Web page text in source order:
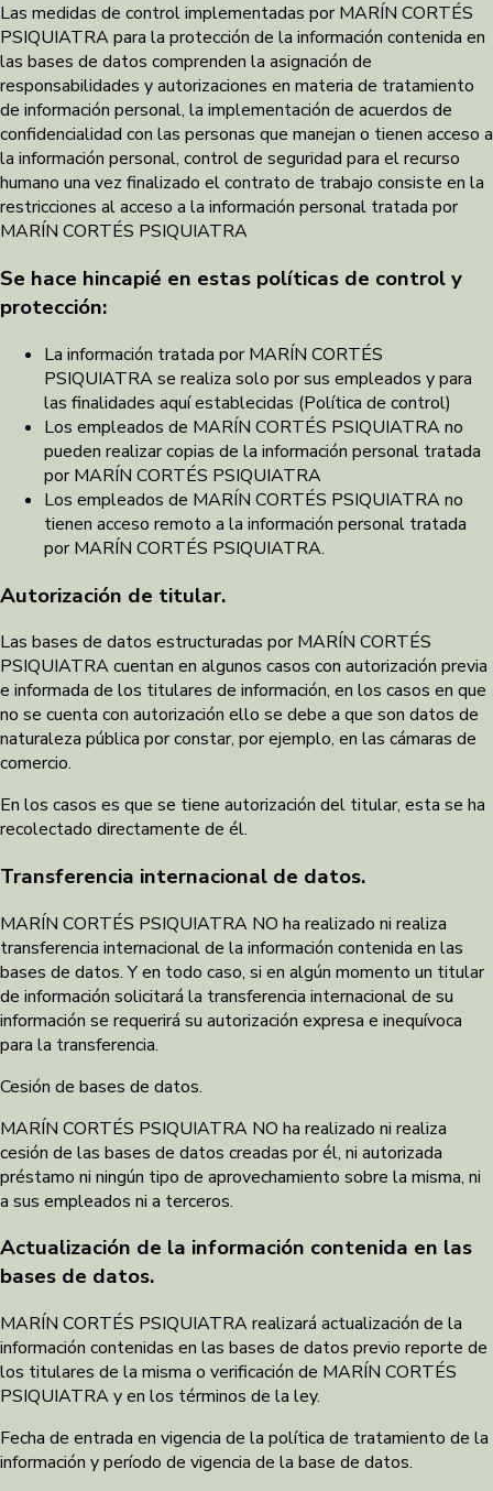
Las medidas de control implementadas por MARÍN CORTÉS
PSIQUIATRA para la protección de la información contenida en
las bases de datos comprenden la asignación de
responsabilidades y autorizaciones en materia de tratamiento
de información personal, la implementación de acuerdos de
confidencialidad con las personas que manejan o tienen acceso a
la información personal, control de seguridad para el recurso
humano una vez finalizado el contrato de trabajo consiste en la
restricciones al acceso a la información personal tratada por
MARÍN CORTÉS PSIQUIATRA
Se hace hincapié en estas políticas de control y
protección:
La información tratada por MARÍN CORTÉS
PSIQUIATRA se realiza solo por sus empleados y para
las finalidades aquí establecidas (Política de control)
Los empleados de MARÍN CORTÉS PSIQUIATRA no
pueden realizar copias de la información personal tratada
por MARÍN CORTÉS PSIQUIATRA
Los empleados de MARÍN CORTÉS PSIQUIATRA no
tienen acceso remoto a la información personal tratada
por MARÍN CORTÉS PSIQUIATRA.
Autorización de titular.
Las bases de datos estructuradas por MARÍN CORTÉS
PSIQUIATRA cuentan en algunos casos con autorización previa
e informada de los titulares de información, en los casos en que
no se cuenta con autorización ello se debe a que son datos de
naturaleza pública por constar, por ejemplo, en las cámaras de
comercio.
En los casos es que se tiene autorización del titular, esta se ha
recolectado directamente de él.
Transferencia internacional de datos.
MARÍN CORTÉS PSIQUIATRA NO ha realizado ni realiza
transferencia internacional de la información contenida en las
bases de datos. Y en todo caso, si en algún momento un titular
de información solicitará la transferencia internacional de su
información se requerirá su autorización expresa e inequívoca
para la transferencia.
Cesión de bases de datos.
MARÍN CORTÉS PSIQUIATRA NO ha realizado ni realiza
cesión de las bases de datos creadas por él, ni autorizada
préstamo ni ningún tipo de aprovechamiento sobre la misma, ni
a sus empleados ni a terceros.
Actualización de la información contenida en las
bases de datos.
MARÍN CORTÉS PSIQUIATRA realizará actualización de la
información contenidas en las bases de datos previo reporte de
los titulares de la misma o verificación de MARÍN CORTÉS
PSIQUIATRA y en los términos de la ley.
Fecha de entrada en vigencia de la política de tratamiento de la
información y período de vigencia de la base de datos.